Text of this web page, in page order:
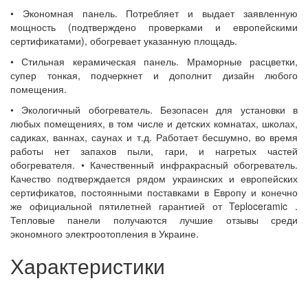
• Экономная панель. Потребляет и выдает заявленную
мощность (подтверждено проверками и европейскими
сертификатами), обогревает указанную площадь.
• Стильная керамическая панель. Мраморные расцветки,
супер тонкая, подчеркнет и дополнит дизайн любого
помещения.
• Экологичный обогреватель. Безопасен для установки в
любых помещениях, в том числе и детских комнатах, школах,
садиках, ваннах, саунах и т.д. Работает бесшумно, во время
работы нет запахов пыли, гари, и нагретых частей
обогревателя. • Качественный инфракрасный обогреватель.
Качество подтверждается рядом украинских и европейских
сертификатов, постоянными поставками в Европу и конечно
же официальной пятилетней гарантией от Teploceramic .
Тепловые панели получаются лучшие отзывы среди
экономного электроотопления в Украине.
Характеристики